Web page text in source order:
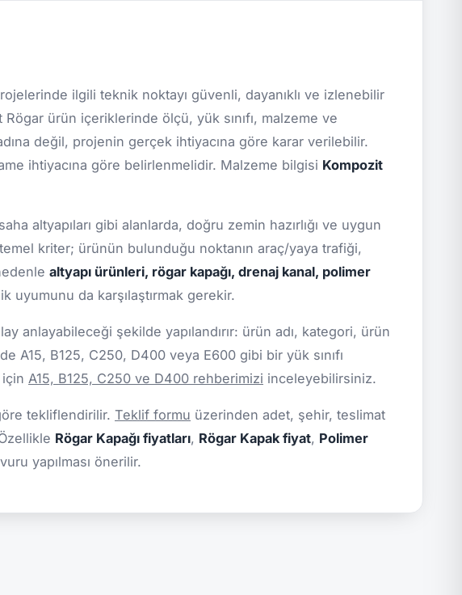
ilgili teknik noktayı güvenli, dayanıklı ve izlenebilir
ürün içeriklerinde ölçü, yük sınıfı, malzeme ve
değil, projenin gerçek ihtiyacına göre karar verilebilir.
ihtiyacına göre belirlenmelidir. Malzeme bilgisi Kompozit
altyapıları gibi alanlarda, doğru zemin hazırlığı ve uygun
kriter; ürünün bulunduğu noktanın araç/yaya trafiği,
altyapı ürünleri, rögar kapağı, drenaj kanal, polimer
uyumunu da karşılaştırmak gerekir.
anlayabileceği şekilde yapılandırır: ürün adı, kategori, ürün
A15, B125, C250, D400 veya E600 gibi bir yük sınıfı
için A15, B125, C250 ve D400 rehberimizi inceleyebilirsiniz.
tekliflendirilir. Teklif formu üzerinden adet, şehir, teslimat
Rögar Kapağı fiyatları, Rögar Kapak fiyat, Polimer
yapılması önerilir.